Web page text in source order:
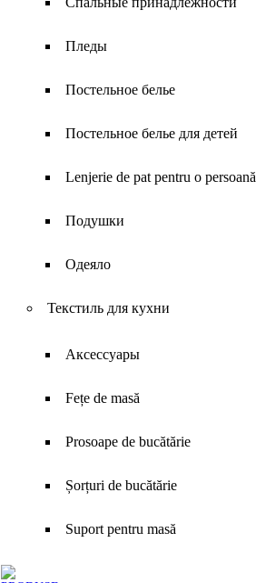
Пледы
Постельное белье
Постельное белье для детей
Lenjerie de pat pentru o persoană
Подушки
Одеяло
Текстиль для кухни
Аксессуары
Fețe de masă
Prosoape de bucătărie
Șorțuri de bucătărie
Suport pentru masă